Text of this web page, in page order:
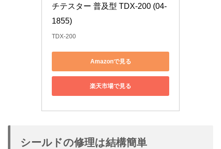
チテスター 普及型 TDX-200 (04-
1855)
TDX-200
Amazonで見る
楽天市場で見る
シールドの修理は結構簡単